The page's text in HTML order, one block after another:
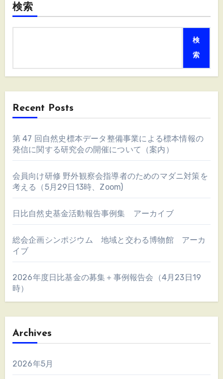
検索
検
索
Recent Posts
第 47 回自然史標本データ整備事業による標本情報の
発信に関する研究会の開催について（案内）
会員向け研修 野外観察会指導者のためのマダニ対策を
考える（5月29日13時、Zoom)
日比自然史基金活動報告事例集 アーカイブ
総会企画シンポジウム 地域と交わる博物館 アーカ
イブ
2026年度日比基金の募集＋事例報告会（4月23日19
時）
Archives
2026年5月